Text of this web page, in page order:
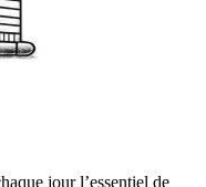
jour l’essentiel de